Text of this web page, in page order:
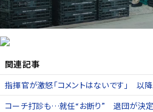
関連記事
指揮官が激怒「コメントはないです」 以
コーチ打診も…就任“お断り” 退団が決定